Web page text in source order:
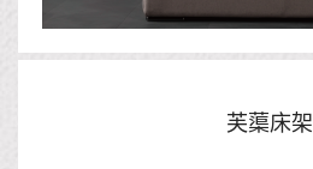
芙蕖床架